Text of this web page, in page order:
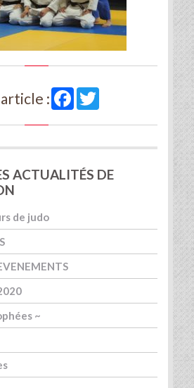
: Facebook
ACTUALITÉS DE
de judo
~